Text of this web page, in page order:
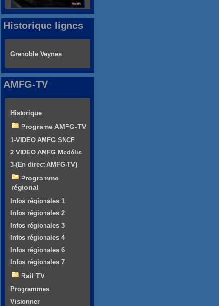
Historique lignes
Grenoble Veynes
AMFG-TV
Historique
Programe AMFG-TV
1-VIDEO AMFG SNCF
2-VIDEO AMFG Modélis
3-(En direct AMFG-TV)
Programme
régional
Infos régionales 1
Infos régionales 2
Infos régionales 3
Infos régionales 4
Infos régionales 6
Infos régionales 7
Rail TV
Programmes
Visionner